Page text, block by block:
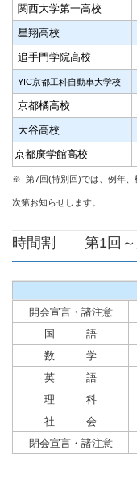
関西大学第一高校
星翔高校
追手門学院高校
YIC京都工科自動車大学校
京都橘高校
大谷高校
京都廣学館高校
※ 第7回(特別回)では、例年、
次第お知らせします。
時間割 第1回
開会宣言・諸注意
国 語
数 学
英 語
理 科
社 会
閉会宣言・諸注意